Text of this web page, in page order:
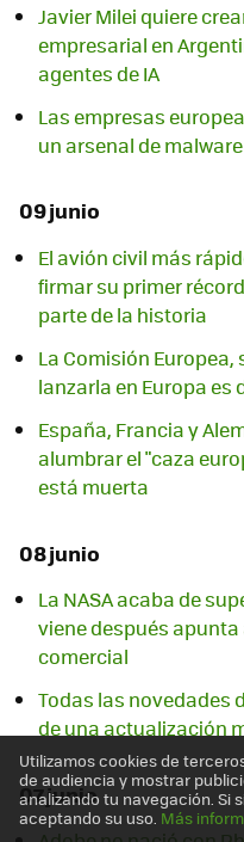
Javier Milei quiere
empresarial en
agentes de IA
Las empresas
un arsenal de
09 junio
El avión civil más
firmar su primer
parte de la historia
La Comisión Europea,
lanzarla en Europa es
España, Francia y
alumbrar el "caza
está muerta
08 junio
La NASA acaba de
viene después
comercial
Todas las novedades
de una actualización
07 junio
Utilizamos cookies de
de audiencia y mostrar
analizando tu navegación. Si
aceptando su uso. Más